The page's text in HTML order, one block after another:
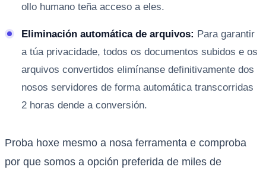
ollo humano teña acceso a eles.
Eliminación automática de arquivos: Para garantir
a túa privacidade, todos os documentos subidos e os
arquivos convertidos elimínanse definitivamente dos
nosos servidores de forma automática transcorridas
2 horas dende a conversión.
Proba hoxe mesmo a nosa ferramenta e comproba
por que somos a opción preferida de miles de